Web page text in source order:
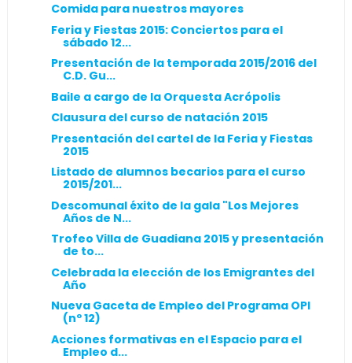
Comida para nuestros mayores
Feria y Fiestas 2015: Conciertos para el
sábado 12...
Presentación de la temporada 2015/2016 del
C.D. Gu...
Baile a cargo de la Orquesta Acrópolis
Clausura del curso de natación 2015
Presentación del cartel de la Feria y Fiestas
2015
Listado de alumnos becarios para el curso
2015/201...
Descomunal éxito de la gala "Los Mejores
Años de N...
Trofeo Villa de Guadiana 2015 y presentación
de to...
Celebrada la elección de los Emigrantes del
Año
Nueva Gaceta de Empleo del Programa OPI
(nº 12)
Acciones formativas en el Espacio para el
Empleo d...